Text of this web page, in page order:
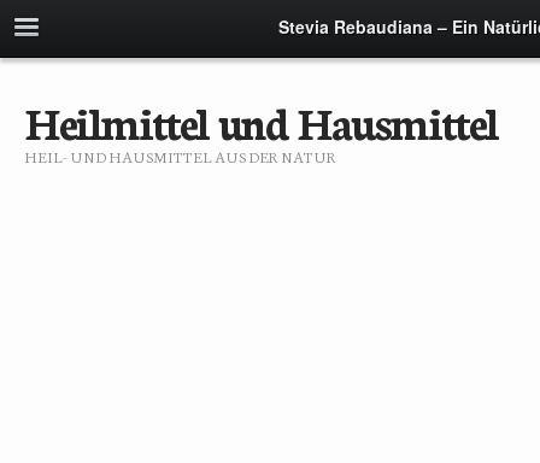
Stevia Rebaudiana – Ein
Heilmittel und Hausmittel
HEIL- UND HAUSMITTEL AUS DER NATUR